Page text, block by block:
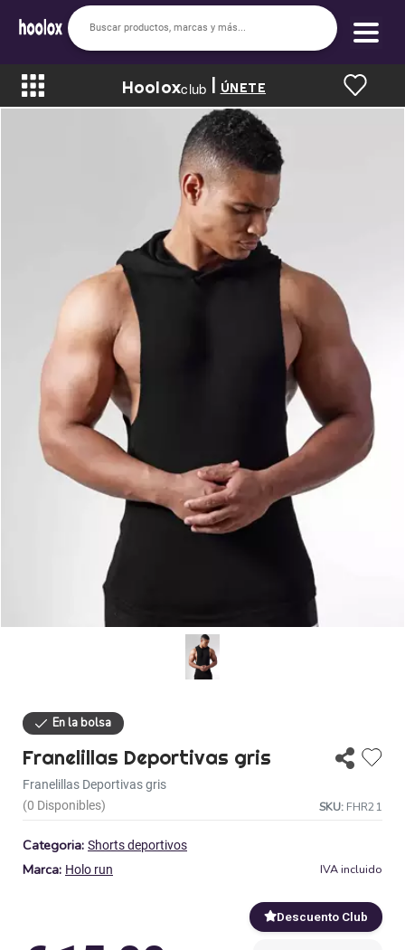
Bienvenido a hoolox
La evolución de la moda en línea.
Registrarse
Inicio
Soy nuevo
Mis compras
Iniciar sesión
Hooloxclub ÚNETE
Franelillas Deportivas gris
Franelillas Deportivas gris
(0 Disponibles)
SKU: FHR21
Categoria: Shorts deportivos
Marca: Holo run IVA incluido
Descuento Club